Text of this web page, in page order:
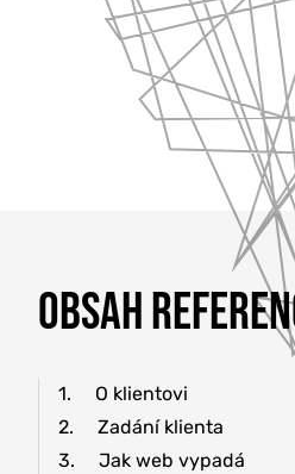
OBSAH
1.
O klientovi
2.
Zadání klienta
3.
Jak web vypadá